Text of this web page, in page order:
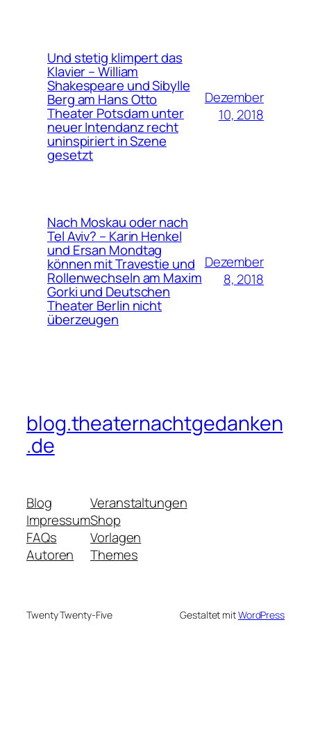
Und stetig klimpert das
Klavier – William
Shakespeare und Sibylle
Berg am Hans Otto
Theater Potsdam unter
neuer Intendanz recht
uninspiriert in Szene
gesetzt
Dezember
10, 2018
Nach Moskau oder nach
Tel Aviv? – Karin Henkel
und Ersan Mondtag
können mit Travestie und
Rollenwechseln am Maxim
Gorki und Deutschen
Theater Berlin nicht
überzeugen
Dezember
8, 2018
blog.theaternachtgedanken
.de
Blog
Impressum
FAQs
Autoren
Veranstaltungen
Shop
Vorlagen
Themes
Twenty Twenty-Five Gestaltet mitWordPress